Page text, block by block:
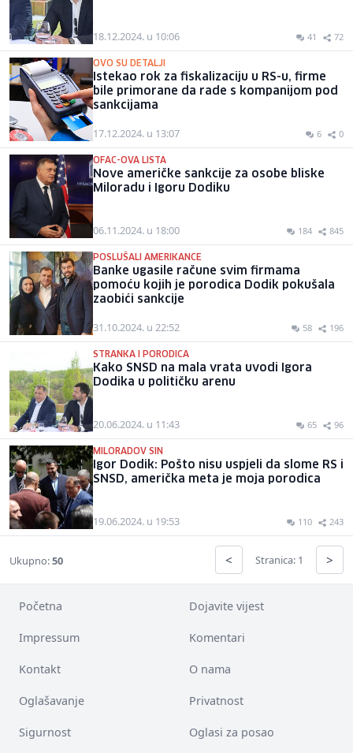
18.12.2024. u 10:06 41 72
OVO SU DETALJI
Istekao rok za fiskalizaciju u RS-u, firme
bile primorane da rade s kompanijom pod
sankcijama
17.12.2024. u 13:07 6 0
OFAC-OVA LISTA
Nove američke sankcije za osobe bliske
Miloradu i Igoru Dodiku
06.11.2024. u 18:00 184 845
POSLUŠALI AMERIKANCE
Banke ugasile račune svim firmama
pomoću kojih je porodica Dodik pokušala
zaobići sankcije
31.10.2024. u 22:52 58 196
STRANKA I PORODICA
Kako SNSD na mala vrata uvodi Igora
Dodika u političku arenu
20.06.2024. u 11:43 65 96
MILORADOV SIN
Igor Dodik: Pošto nisu uspjeli da slome RS i
SNSD, američka meta je moja porodica
19.06.2024. u 19:53 110 243
Ukupno:50 < Stranica: 1 >
Početna Dojavite vijest
Impressum Komentari
Kontakt O nama
Oglašavanje Privatnost
Sigurnost Oglasi za posao